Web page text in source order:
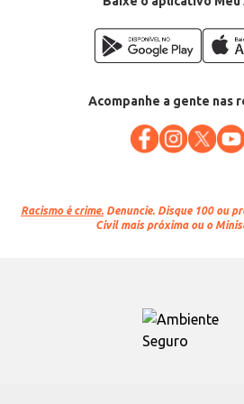
Acompanhe a gente nas
Racismo é crime. Denuncie. Disque 100 ou
Civil mais próxima ou o